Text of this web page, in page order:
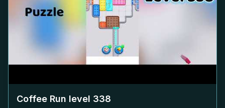
Coffee Run level 338